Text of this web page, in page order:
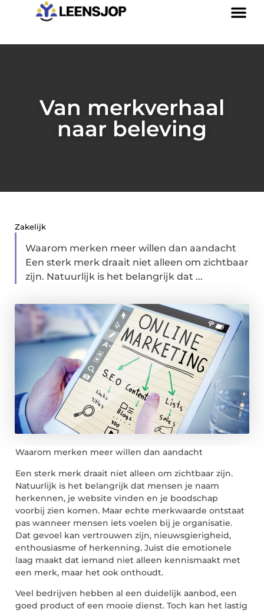
Van merkverhaal
naar beleving
Zakelijk
Waarom merken meer willen dan aandacht
Een sterk merk draait niet alleen om zichtbaar
zijn. Natuurlijk is het belangrijk dat ...
Waarom merken meer willen dan aandacht
Een sterk merk draait niet alleen om zichtbaar zijn.
Natuurlijk is het belangrijk dat mensen je naam
herkennen, je website vinden en je boodschap
voorbij zien komen. Maar echte merkwaarde ontstaat
pas wanneer mensen iets voelen bij je organisatie.
Dat gevoel kan vertrouwen zijn, nieuwsgierigheid,
enthousiasme of herkenning. Juist die emotionele
laag maakt dat iemand niet alleen kennismaakt met
een merk, maar het ook onthoudt.
Veel bedrijven hebben al een duidelijk aanbod, een
goed product of een mooie dienst. Toch kan het lastig